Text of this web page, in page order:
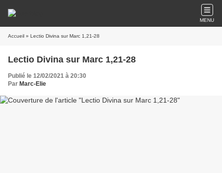
MENU
Accueil » Lectio Divina sur Marc 1,21-28
Lectio Divina sur Marc 1,21-28
Publié le 12/02/2021 à 20:30
Par Marc-Elie